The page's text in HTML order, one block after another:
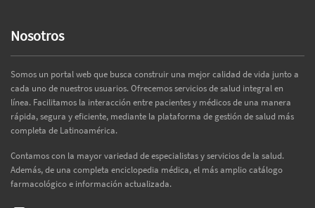
Nosotros
Somos un portal web que busca construir una mejor calidad de vida junto a
cada uno de nuestros usuarios. Ofrecemos servicios de salud integral en
línea. Facilitamos la interacción entre pacientes y médicos de una manera
rápida, segura y eficiente, mediante la plataforma de gestión de salud más
completa de Latinoamérica.
Contamos con la mayor variedad de especialistas y servicios de la salud.
Además, de una completa enciclopedia médica, el más amplio catálogo
farmacológico e información actualizada.